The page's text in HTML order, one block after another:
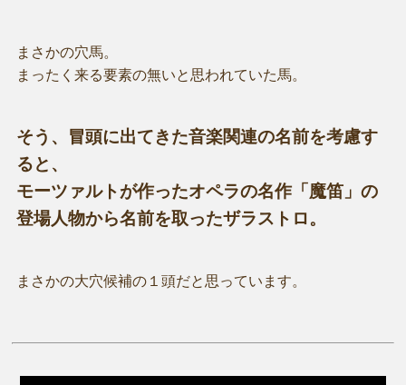
まさかの穴馬。
まったく来る要素の無いと思われていた馬。
そう、冒頭に出てきた音楽関連の名前を考慮す
ると、
モーツァルトが作ったオペラの名作「魔笛」の
登場人物から名前を取ったザラストロ。
まさかの大穴候補の１頭だと思っています。